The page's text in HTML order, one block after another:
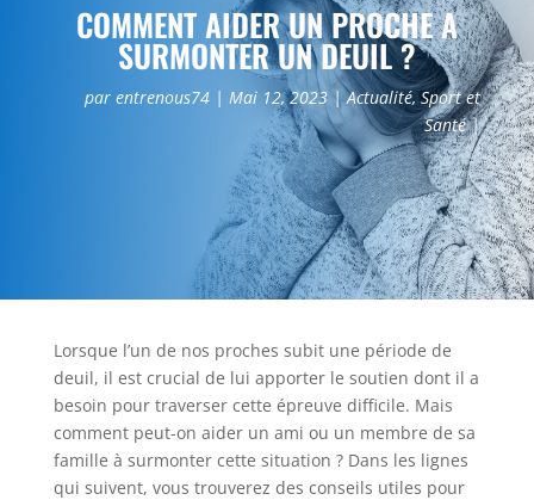
COMMENT AIDER UN PROCHE A
SURMONTER UN DEUIL ?
parentrenous74 Mai 12, 2023 Actualité,Sport et
Santé
Lorsque l’un de nos proches subit une période de
deuil, il est crucial de lui apporter le soutien dont il a
besoin pour traverser cette épreuve difficile. Mais
comment peut-on aider un ami ou un membre de sa
famille à surmonter cette situation ? Dans les lignes
qui suivent, vous trouverez des conseils utiles pour